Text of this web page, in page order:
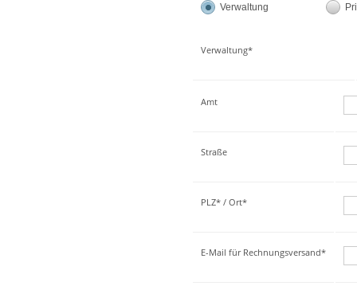
Verwaltung
Verwaltung*
Amt
Straße
PLZ* / Ort*
E-Mail für Rechnungsversand*